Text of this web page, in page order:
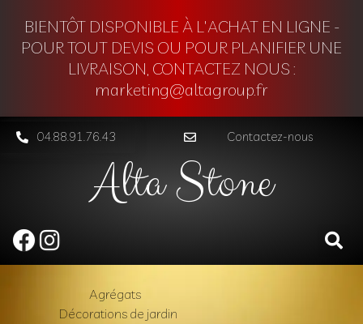
BIENTÔT DISPONIBLE À L'ACHAT EN LIGNE -
POUR TOUT DEVIS OU POUR PLANIFIER UNE
LIVRAISON, CONTACTEZ NOUS :
marketing@altagroup.fr
04.88.91.76.43 Contactez-nous
Alta Stone
Agrégats
Décorations de jardin